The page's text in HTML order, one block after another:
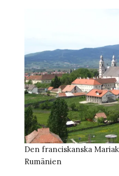
Den franciskanska
Rumänien